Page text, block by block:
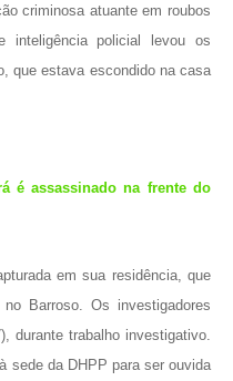
criminosa atuante em roubos
policial levou os
que estava escondido na casa
é assassinado na frente do
em sua residência, que
Barroso. Os investigadores
durante trabalho investigativo.
sede da DHPP para ser ouvida